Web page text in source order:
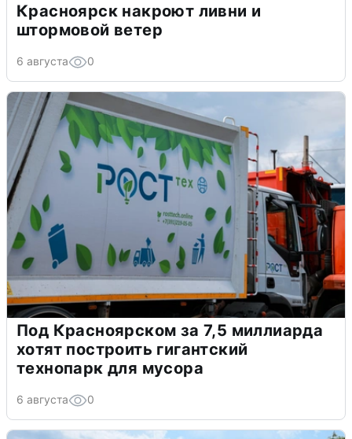
Красноярск накроют ливни и
штормовой ветер
6 августа 0
Под Красноярском за 7,5 миллиарда
хотят построить гигантский
технопарк для мусора
6 августа 0